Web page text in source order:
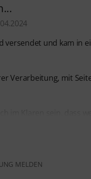
versendet und kam in
Verarbeitung, mit
MELDEN